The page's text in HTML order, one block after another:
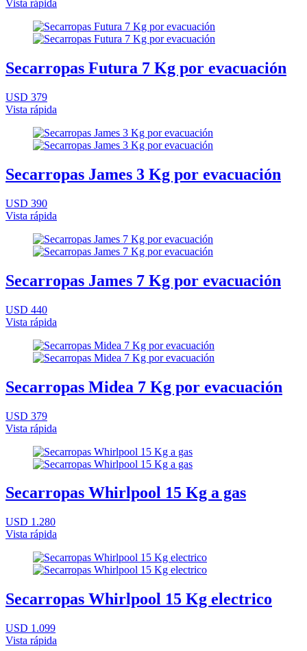
Vista rápida
Secarropas Futura 7 Kg por evacuación
USD 379
Vista rápida
Secarropas James 3 Kg por evacuación
USD 390
Vista rápida
Secarropas James 7 Kg por evacuación
USD 440
Vista rápida
Secarropas Midea 7 Kg por evacuación
USD 379
Vista rápida
Secarropas Whirlpool 15 Kg a gas
USD 1.280
Vista rápida
Secarropas Whirlpool 15 Kg electrico
USD 1.099
Vista rápida